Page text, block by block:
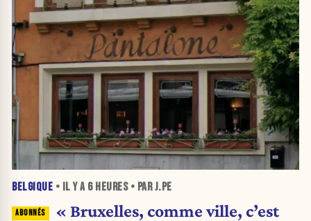
BELGIQUE • IL Y A 6 HEURES• PAR J.PE
« Bruxelles, comme ville, c’est